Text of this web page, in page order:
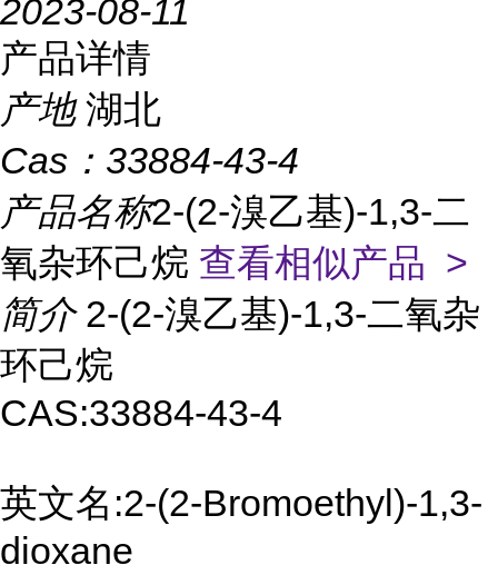
2023-08-11
产品详情
产地 湖北
Cas： 33884-43-4
产品名称2-(2-溴乙基)-1,3-二
氧杂环己烷 查看相似产品 >
简介 2-(2-溴乙基)-1,3-二氧杂
环己烷
CAS:33884-43-4
英文名:2-(2-Bromoethyl)-1,3-
dioxane